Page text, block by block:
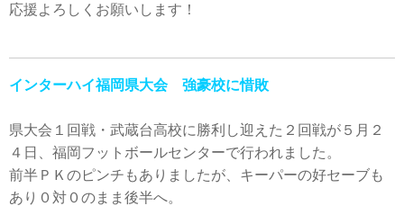
応援よろしくお願いします！
インターハイ福岡県大会 強豪校に惜敗
県大会１回戦・武蔵台高校に勝利し迎えた２回戦が５月２
４日、福岡フットボールセンターで行われました。
前半ＰＫのピンチもありましたが、キーパーの好セーブも
あり０対０のまま後半へ。